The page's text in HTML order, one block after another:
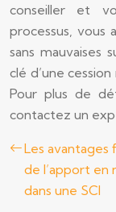
conseiller et
processus, vous
sans mauvaises
clé d’une
Pour plus de
contactez un
Les avantages
de l’apport en
dans une SCI